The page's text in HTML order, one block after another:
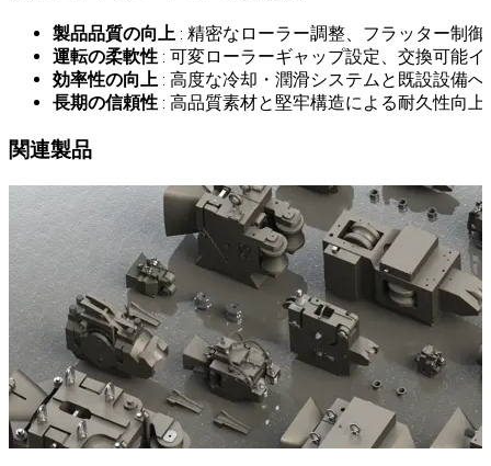
製品品質の向上 : 精密なローラー調整、フラッター制
運転の柔軟性 : 可変ローラーギャップ設定、交換可能
効率性の向上 : 高度な冷却・潤滑システムと既設設備
長期の信頼性 : 高品質素材と堅牢構造による耐久性向
関連製品